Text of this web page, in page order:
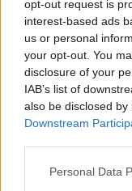
opt-out request is
interest-based ads
us or personal
your opt-out. You
disclosure of your
IAB’s list of
also be disclosed
Downstream
Personal Data
vuelo de rapaces
leonado,
culebrera
mirador ubicado
en las paredes de
cigüeña negra y
De vuelta a
hacia el Batán